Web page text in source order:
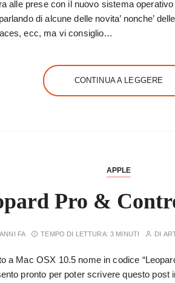
alle prese con il nuovo sistema
di alcune delle novita’ nonche’
ecc, ma vi consiglio…
CONTINUA A LEGGERE
APPLE
Pro &
FA TEMPO DI LETTURA: 3 MINUTI DI
a Mac OSX 10.5 nome in codice
pronto per poter scrivere questo post